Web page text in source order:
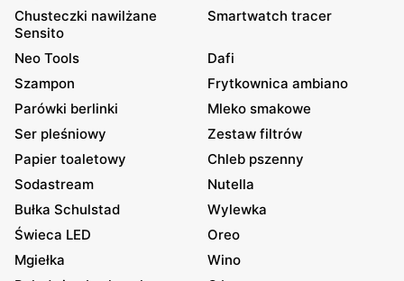
Chusteczki nawilżane
Sensito
Smartwatch tracer
Neo Tools
Dafi
Szampon
Frytkownica ambiano
Parówki berlinki
Mleko smakowe
Ser pleśniowy
Zestaw filtrów
Papier toaletowy
Chleb pszenny
Sodastream
Nutella
Bułka Schulstad
Wylewka
Świeca LED
Oreo
Mgiełka
Wino